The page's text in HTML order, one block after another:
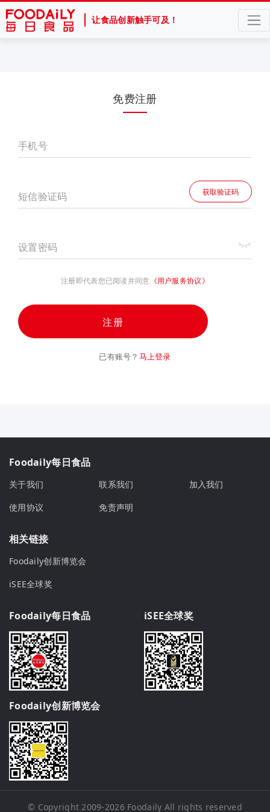
让食品创新触手可及！
免费注册
手机号
短信验证码 获取验证码
设置密码
注册即代表您已阅读并同意 《用户服务协议》
注册
已有账号？ 马上登录
Foodaily每日食品
关于我们 联系我们
加入我们
使用协议
免责声明
相关链接
Foodaily创新博览会
iSEE全球奖
Foodaily每日食品 iSEE全球奖
Foodaily创新博览会
© Copyright 2009-2026 Foodaily All rights reserved